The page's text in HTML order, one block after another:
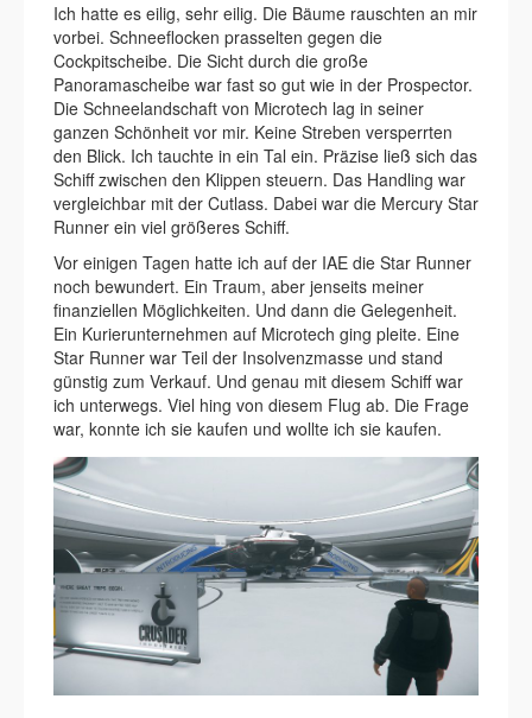
Ich hatte es eilig, sehr eilig. Die Bäume rauschten an mir
vorbei. Schneeflocken prasselten gegen die
Cockpitscheibe. Die Sicht durch die große
Panoramascheibe war fast so gut wie in der Prospector.
Die Schneelandschaft von Microtech lag in seiner
ganzen Schönheit vor mir. Keine Streben versperrten
den Blick. Ich tauchte in ein Tal ein. Präzise ließ sich das
Schiff zwischen den Klippen steuern. Das Handling war
vergleichbar mit der Cutlass. Dabei war die Mercury Star
Runner ein viel größeres Schiff.
Vor einigen Tagen hatte ich auf der IAE die Star Runner
noch bewundert. Ein Traum, aber jenseits meiner
finanziellen Möglichkeiten. Und dann die Gelegenheit.
Ein Kurierunternehmen auf Microtech ging pleite. Eine
Star Runner war Teil der Insolvenzmasse und stand
günstig zum Verkauf. Und genau mit diesem Schiff war
ich unterwegs. Viel hing von diesem Flug ab. Die Frage
war, konnte ich sie kaufen und wollte ich sie kaufen.